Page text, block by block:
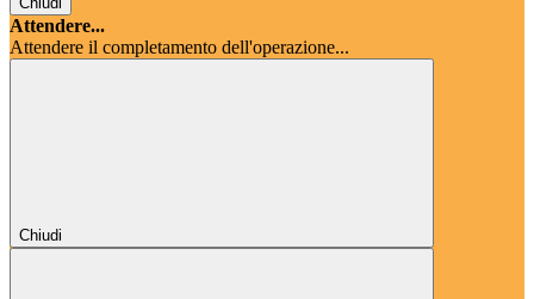
Attendere...
Attendere il completamento dell'operazione...
Chiudi